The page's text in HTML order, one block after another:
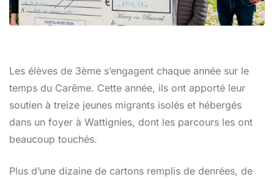
Les élèves de 3ème s’engagent chaque année sur le
temps du Carême. Cette année, ils ont apporté leur
soutien à treize jeunes migrants isolés et hébergés
dans un foyer à Wattignies, dont les parcours les ont
beaucoup touchés.
Plus d’une dizaine de cartons remplis de denrées, de